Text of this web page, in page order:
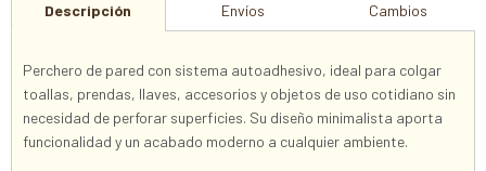
Descripción Envíos Cambios
Perchero de pared con sistema autoadhesivo, ideal para colgar
toallas, prendas, llaves, accesorios y objetos de uso cotidiano sin
necesidad de perforar superficies. Su diseño minimalista aporta
funcionalidad y un acabado moderno a cualquier ambiente.